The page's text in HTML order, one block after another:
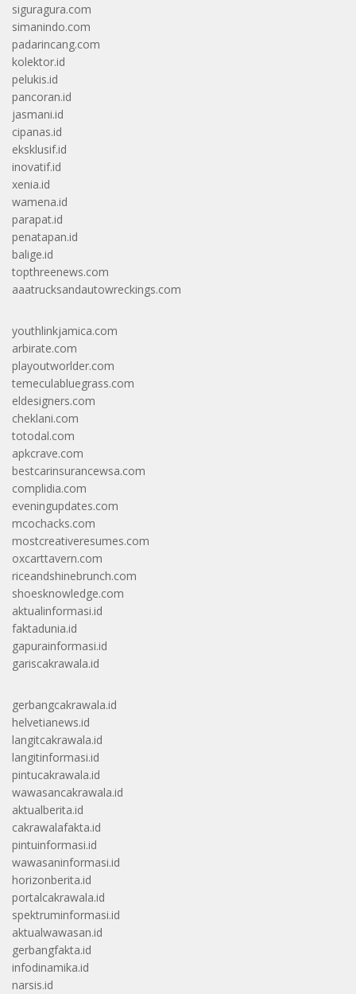
siguragura.com
simanindo.com
padarincang.com
kolektor.id
pelukis.id
pancoran.id
jasmani.id
cipanas.id
eksklusif.id
inovatif.id
xenia.id
wamena.id
parapat.id
penatapan.id
balige.id
topthreenews.com
aaatrucksandautowreckings.com
youthlinkjamica.com
arbirate.com
playoutworlder.com
temeculabluegrass.com
eldesigners.com
cheklani.com
totodal.com
apkcrave.com
bestcarinsurancewsa.com
complidia.com
eveningupdates.com
mcochacks.com
mostcreativeresumes.com
oxcarttavern.com
riceandshinebrunch.com
shoesknowledge.com
aktualinformasi.id
faktadunia.id
gapurainformasi.id
gariscakrawala.id
gerbangcakrawala.id
helvetianews.id
langitcakrawala.id
langitinformasi.id
pintucakrawala.id
wawasancakrawala.id
aktualberita.id
cakrawalafakta.id
pintuinformasi.id
wawasaninformasi.id
horizonberita.id
portalcakrawala.id
spektruminformasi.id
aktualwawasan.id
gerbangfakta.id
infodinamika.id
narsis.id